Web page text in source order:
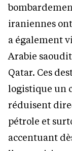
iraniennes
a également
Arabie
Qatar. Ces
logistique un
réduisent
pétrole et
accentuant